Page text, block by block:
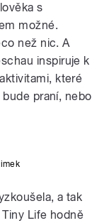
s
možné.
než nic. A
inspiruje k
které
praní, nebo
a tak
Life hodně